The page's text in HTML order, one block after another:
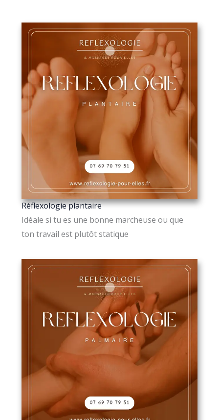
Réflexologie plantaire
Idéale si tu es une bonne marcheuse ou que
ton travail est plutôt statique